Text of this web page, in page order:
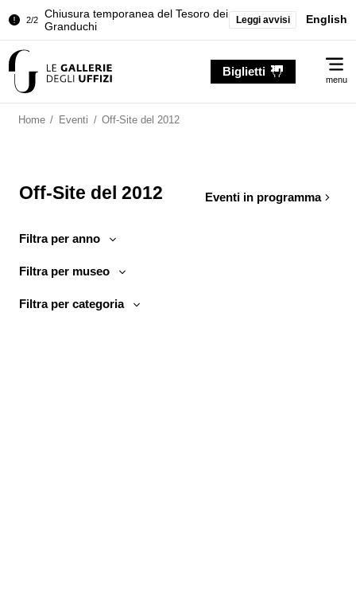
2/2
Chiusura temporanea del Tesoro dei
Granduchi
della Sala dell'Iliade
Granduchi
Leggi avvisi English
Biglietti
menu
Home / Eventi / Off-Site del 2012
Off-Site del 2012 Eventi in programma
Filtra per anno
Filtra per museo
Filtra per categoria